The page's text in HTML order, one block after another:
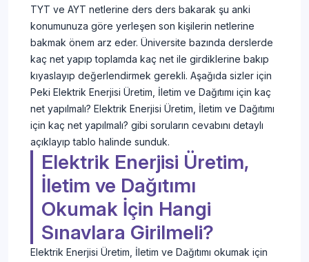
TYT ve AYT netlerine ders ders bakarak şu anki
konumunuza göre yerleşen son kişilerin netlerine
bakmak önem arz eder. Üniversite bazında derslerde
kaç net yapıp toplamda kaç net ile girdiklerine bakıp
kıyaslayıp değerlendirmek gerekli. Aşağıda sizler için
Peki Elektrik Enerjisi Üretim, İletim ve Dağıtımı için kaç
net yapılmalı? Elektrik Enerjisi Üretim, İletim ve Dağıtımı
için kaç net yapılmalı? gibi soruların cevabını detaylı
açıklayıp tablo halinde sunduk.
Elektrik Enerjisi Üretim,
İletim ve Dağıtımı
Okumak İçin Hangi
Sınavlara Girilmeli?
Elektrik Enerjisi Üretim, İletim ve Dağıtımı okumak için